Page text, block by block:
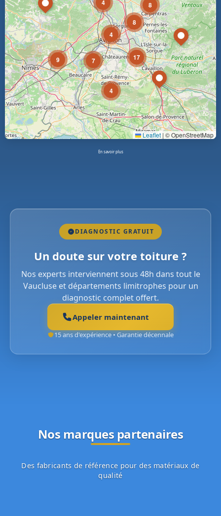
4
9 7
4
4
17
8
8
Leaflet | © OpenStreetMap
En savoir plus
DIAGNOSTIC GRATUIT
Un doute sur votre toiture ?
Nos experts interviennent sous 48h dans tout le
Vaucluse et départements limitrophes pour un
diagnostic complet offert.
Appeler maintenant
15 ans d'expérience • Garantie décennale
Nos marques partenaires
Des fabricants de référence pour des matériaux de
qualité